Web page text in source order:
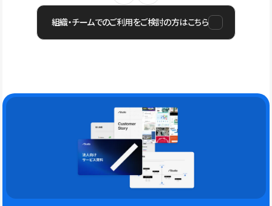
組織・チームでのご利用をご検討の方はこちら